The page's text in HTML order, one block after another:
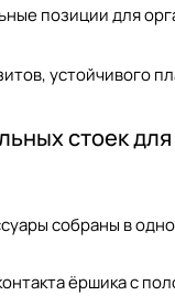
позиции для
устойчивого
стоек для
собраны в
ёршика с